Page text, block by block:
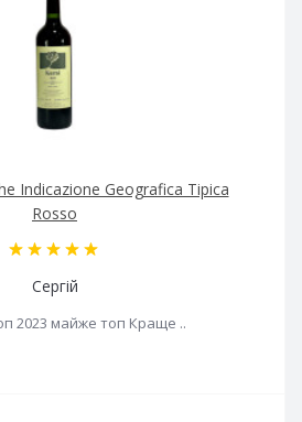
Indicazione Geografica Tipica
Rosso
Сергій
2023 майже топ Краще ..